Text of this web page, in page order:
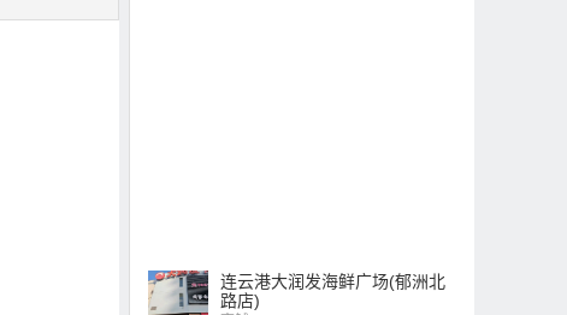
连云港大润发海鲜广场(郁洲北
路店)